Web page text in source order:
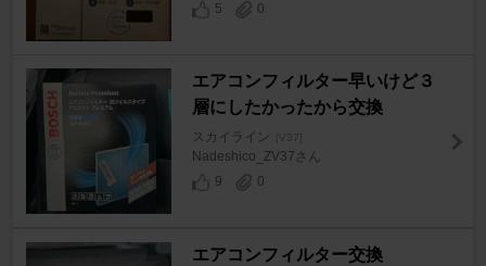
5
0
エアコンフィルター早いけど３
層にしたかったから交換
スカイライン [V37]
Nadeshico_ZV37さん
9
0
エアコンフィルター交換